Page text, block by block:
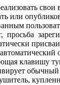
свои
или
просьба
клавишу